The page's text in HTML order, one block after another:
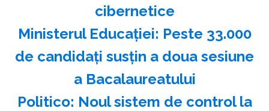
cibernetice
Ministerul Educaţiei: Peste 33.000
de candidaţi susţin a doua sesiune
a Bacalaureatului
Politico: Noul sistem de control la